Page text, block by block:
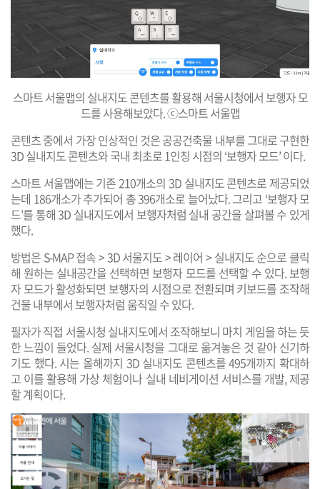
스마트 서울맵의 실내지도 콘텐츠를 활용해 서울시청에서 보행자 모
드를 사용해보았다. ⓒ스마트 서울맵
콘텐츠 중에서 가장 인상적인 것은 공공건축물 내부를 그대로 구현한
3D 실내지도 콘텐츠와 국내 최초로 1인칭 시점의 ‘보행자 모드’ 이다.
스마트 서울맵에는 기존 210개소의 3D 실내지도 콘텐츠로 제공되었
는데 186개소가 추가되어 총 396개소로 늘어났다. 그리고 ‘보행자 모
드’를 통해 3D 실내지도에서 보행자처럼 실내 공간을 살펴볼 수 있게
했다.
방법은 S-MAP 접속 > 3D 서울지도 > 레이어 > 실내지도 순으로 클릭
해 원하는 실내공간을 선택하면 보행자 모드를 선택할 수 있다. 보행
자 모드가 활성화되면 보행자의 시점으로 전환되며 키보드를 조작해
건물 내부에서 보행자처럼 움직일 수 있다.
필자가 직접 서울시청 실내지도에서 조작해보니 마치 게임을 하는 듯
한 느낌이 들었다. 실제 서울시청을 그대로 옮겨놓은 것 같아 신기하
기도 했다. 시는 올해까지 3D 실내지도 콘텐츠를 495개까지 확대하
고 이를 활용해 가상 체험이나 실내 네비게이션 서비스를 개발, 제공
할 계획이다.